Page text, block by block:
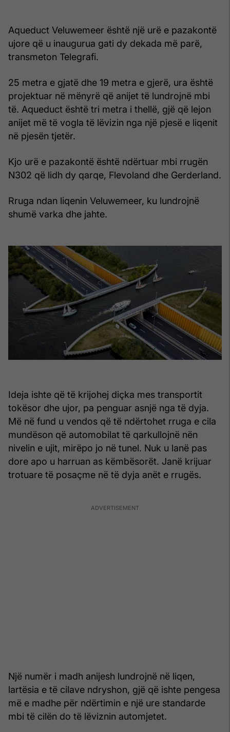
Aqueduct Veluwemeer është një urë e pazakontë
ujore që u inaugurua gati dy dekada më parë,
transmeton Telegrafi.
25 metra e gjatë dhe 19 metra e gjerë, ura është
projektuar në mënyrë që anijet të lundrojnë mbi
të. Aqueduct është tri metra i thellë, gjë që lejon
anijet më të vogla të lëvizin nga një pjesë e liqenit
në pjesën tjetër.
Kjo urë e pazakontë është ndërtuar mbi rrugën
N302 që lidh dy qarqe, Flevoland dhe Gerderland.
Rruga ndan liqenin Veluwemeer, ku lundrojnë
shumë varka dhe jahte.
Ideja ishte që të krijohej diçka mes transportit
tokësor dhe ujor, pa penguar asnjë nga të dyja.
Më në fund u vendos që të ndërtohet rruga e cila
mundëson që automobilat të qarkullojnë nën
nivelin e ujit, mirëpo jo në tunel. Nuk u lanë pas
dore apo u harruan as këmbësorët. Janë krijuar
trotuare të posaçme në të dyja anët e rrugës.
Një numër i madh anijesh lundrojnë në liqen,
lartësia e të cilave ndryshon, gjë që ishte pengesa
më e madhe për ndërtimin e një ure standarde
mbi të cilën do të lëviznin automjetet.